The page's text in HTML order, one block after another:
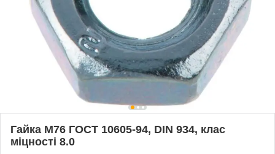
Гайка М76 ГОСТ 10605-94, DIN 934, клас
міцності 8.0